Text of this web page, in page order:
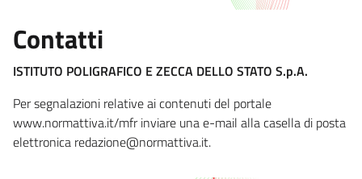
Contatti
ISTITUTO POLIGRAFICO E ZECCA DELLO STATO S.p.A.
Per segnalazioni relative ai contenuti del portale
www.normattiva.it/mfr inviare una e-mail alla casella di posta
elettronica redazione@normattiva.it.